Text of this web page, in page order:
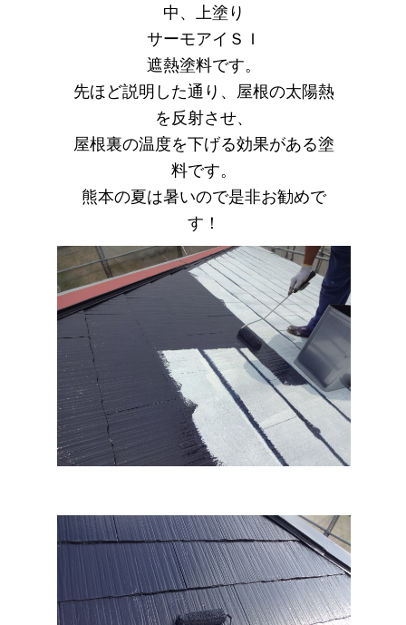
中、上塗り
サーモアイＳＩ
遮熱塗料です。
先ほど説明した通り、屋根の太陽熱
を反射させ、
屋根裏の温度を下げる効果がある塗
料です。
熊本の夏は暑いので是非お勧めで
す！